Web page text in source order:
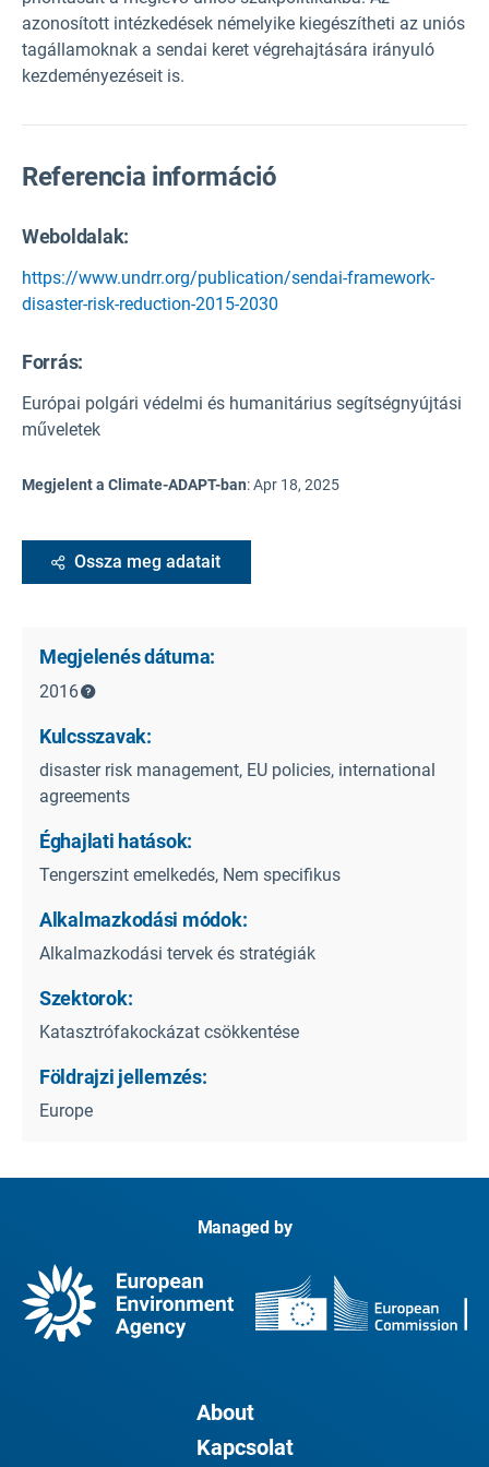
azonosított intézkedések némelyike kiegészítheti az uniós
tagállamoknak a sendai keret végrehajtására irányuló
kezdeményezéseit is.
Referencia információ
Weboldalak:
https://www.undrr.org/publication/sendai-framework-
disaster-risk-reduction-2015-2030
Forrás:
Európai polgári védelmi és humanitárius segítségnyújtási
műveletek
Megjelent a Climate-ADAPT-ban:Apr 18, 2025
Ossza meg adatait
Megjelenés dátuma:
2016
Kulcsszavak:
disaster risk management, EU policies, international
agreements
Éghajlati hatások:
Tengerszint emelkedés, Nem specifikus
Alkalmazkodási módok:
Alkalmazkodási tervek és stratégiák
Szektorok:
Katasztrófakockázat csökkentése
Földrajzi jellemzés:
Europe
Managed by
About
Kapcsolat